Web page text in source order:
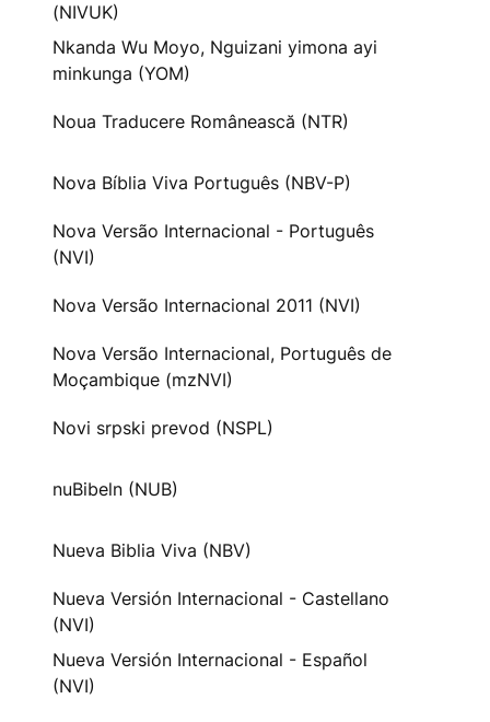
(NIVUK)
Nkanda Wu Moyo, Nguizani yimona ayi
minkunga (YOM)
Noua Traducere Românească (NTR)
Nova Bíblia Viva Português (NBV-P)
Nova Versão Internacional - Português
(NVI)
Nova Versão Internacional 2011 (NVI)
Nova Versão Internacional, Português de
Moçambique (mzNVI)
Novi srpski prevod (NSPL)
nuBibeln (NUB)
Nueva Biblia Viva (NBV)
Nueva Versión Internacional - Castellano
(NVI)
Nueva Versión Internacional - Español
(NVI)